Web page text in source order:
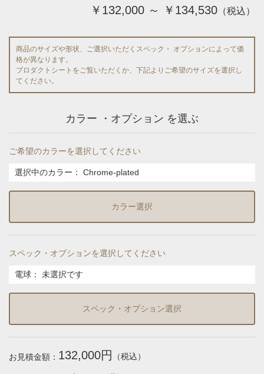
￥132,000 ～ ￥134,530 （税込）
商品のサイズや形状、ご選択いただくスペック・ オプションによって価
格が異なります。
プロダクトシートをご覧いただくか、下記よりご希望のサイズを選択し
てください。
カラー ・オプション を選ぶ
ご希望のカラーを選択してください
選択中のカラー： Chrome-plated
カラー選択
スペック・オプションを選択してください
電球 ： 未選択です
スペック・オプション選択
お見積金額： 132,000円 （税込）